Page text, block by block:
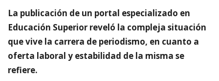
La publicación de un portal especializado en
Educación Superior reveló la compleja situación
que vive la carrera de periodismo, en cuanto a
oferta laboral y estabilidad de la misma se
refiere.